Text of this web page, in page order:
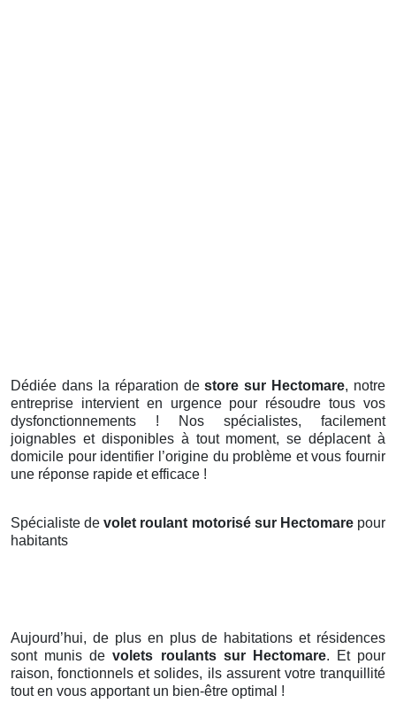
Dédiée dans la réparation destore sur Hectomare, notre
entreprise intervient en urgence pour résoudre tous vos
dysfonctionnements ! Nos spécialistes, facilement
joignables et disponibles à tout moment, se déplacent à
domicile pour identifier l’origine du problème et vous fournir
une réponse rapide et efficace !
Spécialiste devolet roulant motorisé sur Hectomare pour
habitants
Aujourd’hui, de plus en plus de habitations et résidences
sont munis devolets roulants sur Hectomare. Et pour
raison, fonctionnels et solides, ils assurent votre tranquillité
tout en vous apportant un bien-être optimal !